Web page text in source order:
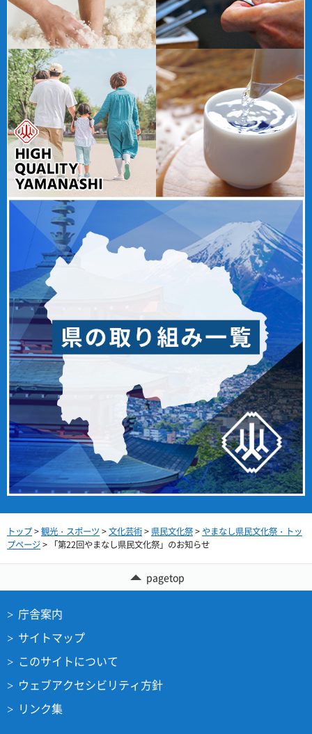
トップ>観光・スポーツ >文化芸術> 県民文化祭> やまなし県民文化祭・トッ
プページ> 「第22回やまなし県民文化祭」のお知らせ
pagetop
庁舎案内
サイトマップ
このサイトについて
ウェブアクセシビリティ方針
リンク集